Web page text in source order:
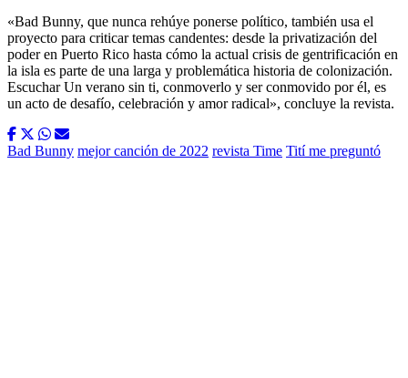
«Bad Bunny, que nunca rehúye ponerse político, también usa el
proyecto para criticar temas candentes: desde la privatización del
poder en Puerto Rico hasta cómo la actual crisis de gentrificación en
la isla es parte de una larga y problemática historia de colonización.
Escuchar Un verano sin ti, conmoverlo y ser conmovido por él, es
un acto de desafío, celebración y amor radical», concluye la revista.
Bad Bunny mejor canción de 2022 revista Time Tití me preguntó